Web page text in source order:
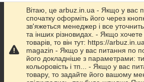
Графік роботи
Повна версія сайту
Сайт створено на маркетплейсі
Вітаю, це arbuz.in.ua - Якщо у вас
спочатку оформіть його через
зв'яжеться менеджер і все
та інших різновидах. - Якщо
товарів, то він тут: https://
magazin - Якщо у вас питання по
його докладніше з параметрами:
кольоровість і тп... - Якщо у вас
товару, то задайте його вашому